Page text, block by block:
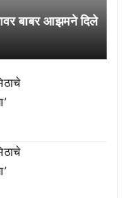
बाबर आझमने दिले